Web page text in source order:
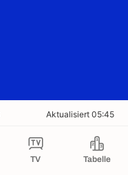
TV Tabelle
Aktualisiert 05:45